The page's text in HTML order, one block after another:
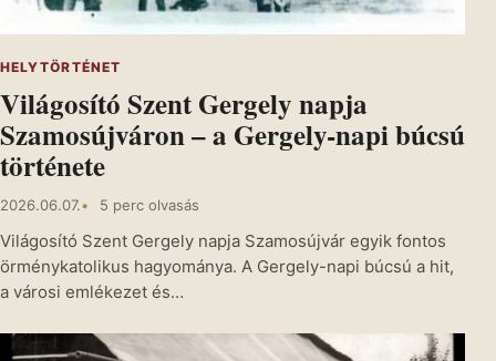
HELYTÖRTÉNET
Világosító Szent Gergely napja
Szamosújváron – a Gergely-napi búcsú
története
2026.06.07. 5 perc olvasás
Világosító Szent Gergely napja Szamosújvár egyik fontos
örménykatolikus hagyománya. A Gergely-napi búcsú a hit,
a városi emlékezet és…